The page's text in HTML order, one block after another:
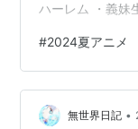
ハーレム ・義妹
いないのか？ ・
の大作戦 以上に
tier表です。 同
作品名は略せる
#2024夏アニメ
無世界日記 •